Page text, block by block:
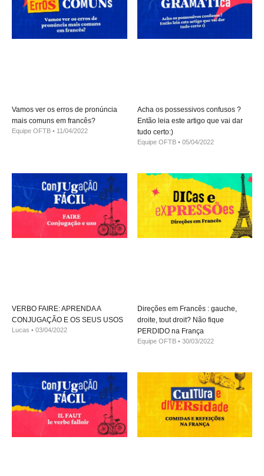
Vamos ver os erros de pronúncia
mais comuns em francês?
Equipe OFTB 11/04/2022
Acha os possessivos confusos ?
Então leia este artigo que vai dar
tudo certo:)
Equipe OFTB 05/04/2022
VERBO FAIRE: APRENDA A
CONJUGAÇÃO E OS SEUS USOS
Lucas 03/04/2022
Direções em Francês : gauche,
droite, tout droit? Não fique
PERDIDO na França
Equipe OFTB 30/03/2022